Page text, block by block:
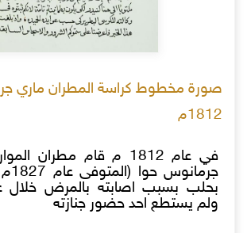
صورة مخطوط كراسة المطران ماري
1812م
في عام 1812 م قام مطران
بحلب بسبب اصابته بالمرض خلال
ولم يستطع احد حضور جنازته